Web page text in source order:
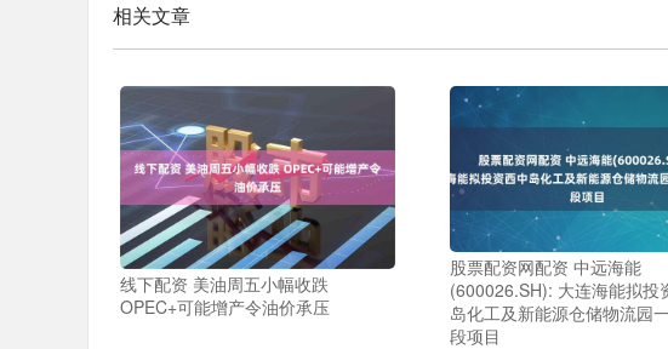
相关文章
线下配资 美油周五小幅收跌
OPEC+可能增产令油价承压
股票配资网配资 中远海能
(600026.SH): 大连海能拟投
岛化工及新能源仓储物流园
段项目